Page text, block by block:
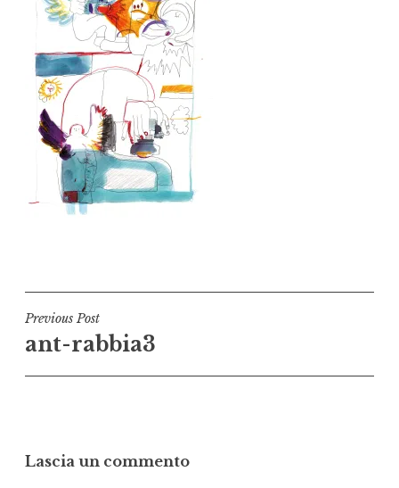
Navigazione
articoli
Previous Post
ant-rabbia3
Lascia un commento